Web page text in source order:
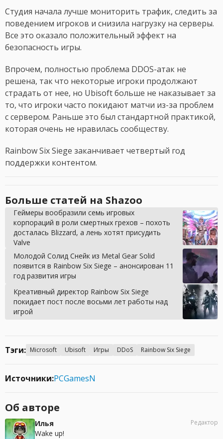
Студия начала лучше мониторить трафик, следить за
поведением игроков и снизила нагрузку на серверы.
Все это оказало положительный эффект на
безопасность игры.
Впрочем, полностью проблема DDOS-атак не
решена, так что некоторые игроки продолжают
страдать от нее, но Ubisoft больше не наказывает за
то, что игроки часто покидают матчи из-за проблем
с сервером. Раньше это был стандартной практикой,
которая очень не нравилась сообществу.
Rainbow Six Siege заканчивает четвертый год
поддержки контентом.
Больше статей на Shazoo
Геймеры вообразили семь игровых
корпораций в роли смертных грехов – похоть
досталась Blizzard, а лень хотят присудить
Valve
Молодой Солид Снейк из Metal Gear Solid
появится в Rainbow Six Siege – анонсирован 11
год развития игры
Креативный директор Rainbow Six Siege
покидает пост после восьми лет работы над
игрой
Тэги: Microsoft Ubisoft Игры DDoS Rainbow Six Siege
Источники:PCGamesN
Об авторе
Илья
Wake up!
Редактор